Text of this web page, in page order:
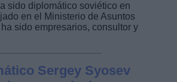
sido diplomático soviético en
en el Ministerio de Asuntos
sido empresarios, consultor y
Sergey Syosev